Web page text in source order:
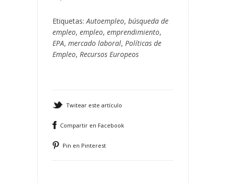
Etiquetas:Autoempleo, búsqueda de
empleo, empleo, emprendimiento,
EPA, mercado laboral, Políticas de
Empleo, Recursos Europeos
Twitear este artículo
Compartir en Facebook
Pin en Pinterest